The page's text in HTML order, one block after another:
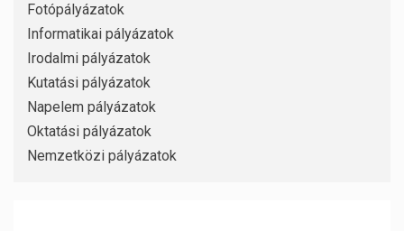
Fotópályázatok
Informatikai pályázatok
Irodalmi pályázatok
Kutatási pályázatok
Napelem pályázatok
Oktatási pályázatok
Nemzetközi pályázatok